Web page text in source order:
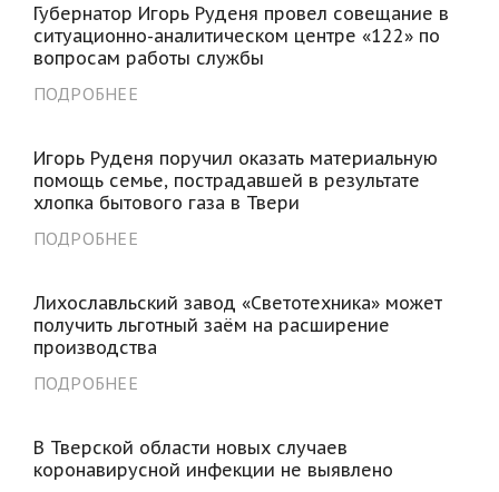
Губернатор Игорь Руденя провел совещание в
ситуационно-аналитическом центре «122» по
вопросам работы службы
ПОДРОБНЕЕ
Игорь Руденя поручил оказать материальную
помощь семье, пострадавшей в результате
хлопка бытового газа в Твери
ПОДРОБНЕЕ
Лихославльский завод «Светотехника» может
получить льготный заём на расширение
производства
ПОДРОБНЕЕ
В Тверской области новых случаев
коронавирусной инфекции не выявлено